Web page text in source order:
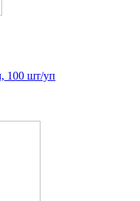
100 шт/уп